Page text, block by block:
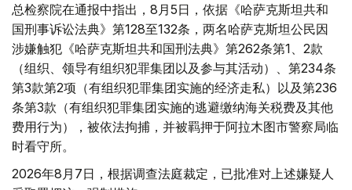
总检察院在通报中指出，8月5日，依据《哈萨克斯坦共和
国刑事诉讼法典》第128至132条，两名哈萨克斯坦公民因
涉嫌触犯《哈萨克斯坦共和国刑法典》第262条第1、2款
（组织、领导有组织犯罪集团以及参与其活动）、第234条
第3款第2项（有组织犯罪集团实施的经济走私）以及第236
条第3款（有组织犯罪集团实施的逃避缴纳海关税费及其他
费用行为），被依法拘捕，并被羁押于阿拉木图市警察局临
时看守所。
2026年8月7日，根据调查法庭裁定，已批准对上述嫌疑人